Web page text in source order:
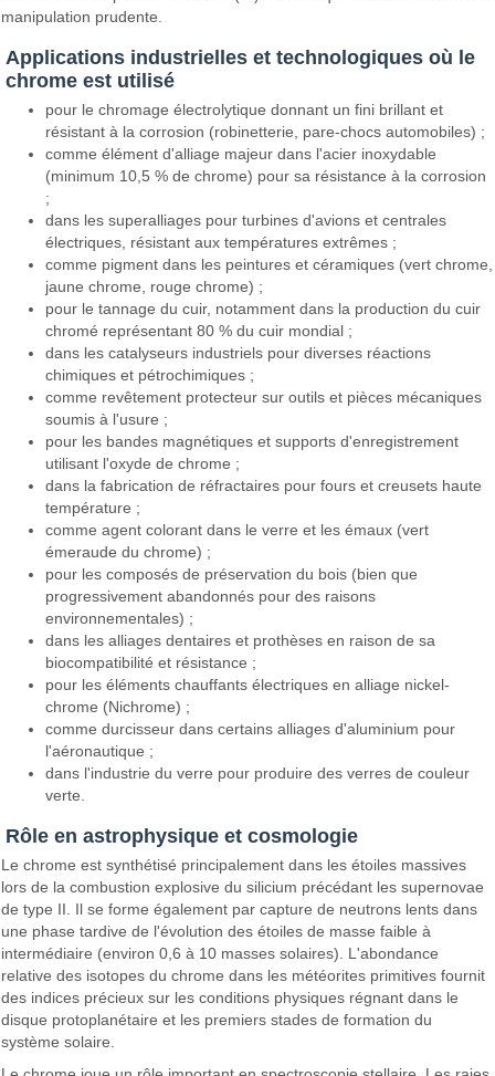
manipulation prudente.
Applications industrielles et technologiques où le
chrome est utilisé
pour le chromage électrolytique donnant un fini brillant et
résistant à la corrosion (robinetterie, pare-chocs automobiles) ;
comme élément d'alliage majeur dans l'acier inoxydable
(minimum 10,5 % de chrome) pour sa résistance à la corrosion
;
dans les superalliages pour turbines d'avions et centrales
électriques, résistant aux températures extrêmes ;
comme pigment dans les peintures et céramiques (vert chrome,
jaune chrome, rouge chrome) ;
pour le tannage du cuir, notamment dans la production du cuir
chromé représentant 80 % du cuir mondial ;
dans les catalyseurs industriels pour diverses réactions
chimiques et pétrochimiques ;
comme revêtement protecteur sur outils et pièces mécaniques
soumis à l'usure ;
pour les bandes magnétiques et supports d'enregistrement
utilisant l'oxyde de chrome ;
dans la fabrication de réfractaires pour fours et creusets haute
température ;
comme agent colorant dans le verre et les émaux (vert
émeraude du chrome) ;
pour les composés de préservation du bois (bien que
progressivement abandonnés pour des raisons
environnementales) ;
dans les alliages dentaires et prothèses en raison de sa
biocompatibilité et résistance ;
pour les éléments chauffants électriques en alliage nickel-
chrome (Nichrome) ;
comme durcisseur dans certains alliages d'aluminium pour
l'aéronautique ;
dans l'industrie du verre pour produire des verres de couleur
verte.
Rôle en astrophysique et cosmologie
Le chrome est synthétisé principalement dans les étoiles massives
lors de la combustion explosive du silicium précédant les supernovae
de type II. Il se forme également par capture de neutrons lents dans
une phase tardive de l'évolution des étoiles de masse faible à
intermédiaire (environ 0,6 à 10 masses solaires). L'abondance
relative des isotopes du chrome dans les météorites primitives fournit
des indices précieux sur les conditions physiques régnant dans le
disque protoplanétaire et les premiers stades de formation du
système solaire.